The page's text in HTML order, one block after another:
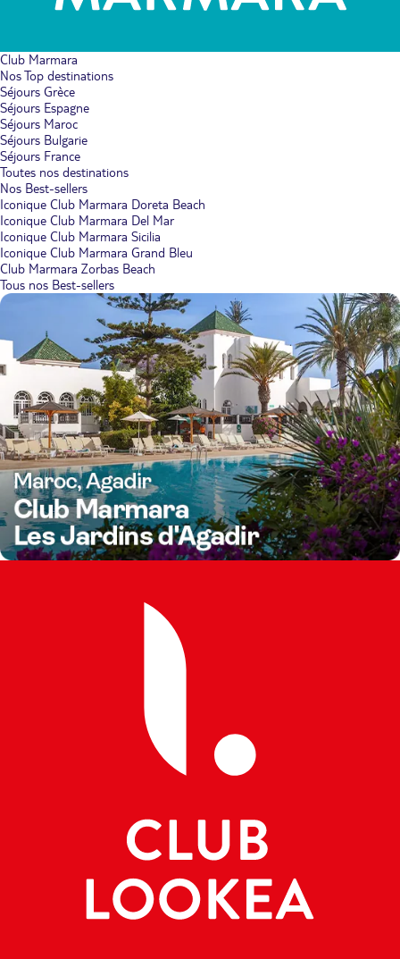
Club Marmara
Nos Top destinations
Séjours Grèce
Séjours Espagne
Séjours Maroc
Séjours Bulgarie
Séjours France
Toutes nos destinations
Nos Best-sellers
Iconique Club Marmara Doreta Beach
Iconique Club Marmara Del Mar
Iconique Club Marmara Sicilia
Iconique Club Marmara Grand Bleu
Club Marmara Zorbas Beach
Tous nos Best-sellers